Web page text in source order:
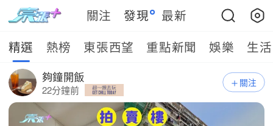
關注 發現
最新
精選
熱榜 東張西望 重點新聞 娛樂 生活
夠鐘開飯
22分鐘前
關注